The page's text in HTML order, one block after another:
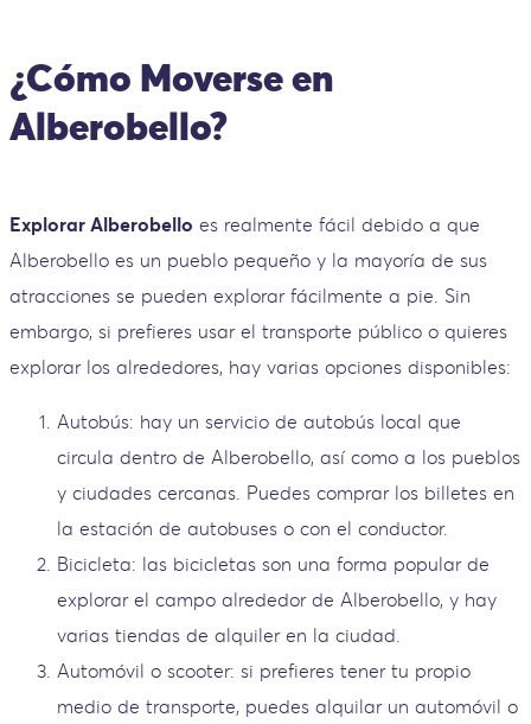
¿Cómo Moverse en
Alberobello?
Explorar Alberobello es realmente fácil debido a que
Alberobello es un pueblo pequeño y la mayoría de sus
atracciones se pueden explorar fácilmente a pie. Sin
embargo, si prefieres usar el transporte público o quieres
explorar los alrededores, hay varias opciones disponibles:
Autobús: hay un servicio de autobús local que
circula dentro de Alberobello, así como a los pueblos
y ciudades cercanas. Puedes comprar los billetes en
la estación de autobuses o con el conductor.
Bicicleta: las bicicletas son una forma popular de
explorar el campo alrededor de Alberobello, y hay
varias tiendas de alquiler en la ciudad.
Automóvil o scooter: si prefieres tener tu propio
medio de transporte, puedes alquilar un automóvil o